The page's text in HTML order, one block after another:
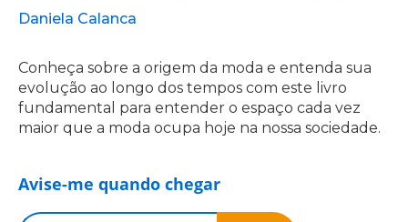
Daniela Calanca
Conheça sobre a origem da moda e entenda sua
evolução ao longo dos tempos com este livro
fundamental para entender o espaço cada vez
maior que a moda ocupa hoje na nossa sociedade.
Avise-me quando chegar